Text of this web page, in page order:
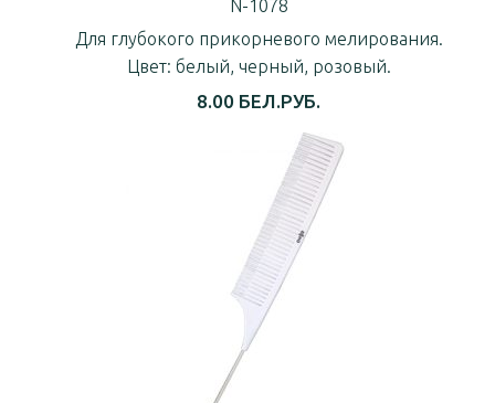
N-1078
Для глубокого прикорневого мелирования.
Цвет: белый, черный, розовый.
8.00 БЕЛ.РУБ.